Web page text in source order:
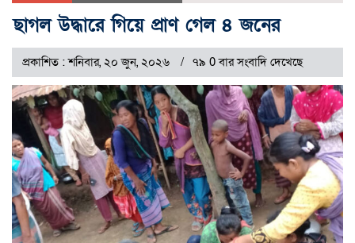
ছাগল উদ্ধারে গিয়ে প্রাণ গেল ৪ জনের
প্রকাশিত : শনিবার, ২০ জুন, ২০২৬ ৭৯ 0 বার সংবাদি দেখেছে